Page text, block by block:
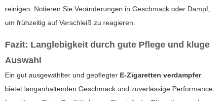
reinigen. Notieren Sie Veränderungen in Geschmack oder Dampf,
um frühzeitig auf Verschleiß zu reagieren.
Fazit: Langlebigkeit durch gute Pflege und kluge
Auswahl
Ein gut ausgewählter und gepflegter E-Zigaretten verdampfer
bietet langanhaltenden Geschmack und zuverlässige Performance.